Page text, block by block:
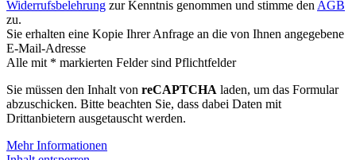
Widerrufsbelehrung zur Kenntnis genommen und stimme den AGB
zu.
Sie erhalten eine Kopie Ihrer Anfrage an die von Ihnen angegebene
E-Mail-Adresse
Alle mit * markierten Felder sind Pflichtfelder
Sie müssen den Inhalt von reCAPTCHA laden, um das Formular
abzuschicken. Bitte beachten Sie, dass dabei Daten mit
Drittanbietern ausgetauscht werden.
Mehr Informationen